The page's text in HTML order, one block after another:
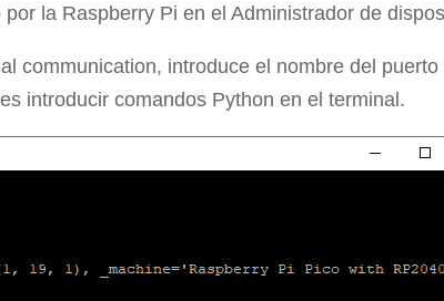
la Raspberry Pi en el Administrador de
communication, introduce el nombre del puerto
introducir comandos Python en el terminal.